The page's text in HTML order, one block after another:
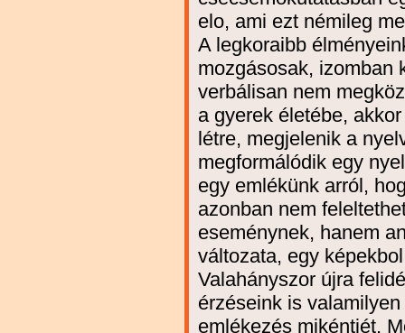
elo, ami ezt némileg
A legkoraibb
mozgásosak, izomban
verbálisan nem
a gyerek életébe,
létre, megjelenik a
megformálódik egy
egy emlékünk arról,
azonban nem
eseménynek, hanem
változata, egy
Valahányszor újra
érzéseink is
emlékezés mikéntjét.